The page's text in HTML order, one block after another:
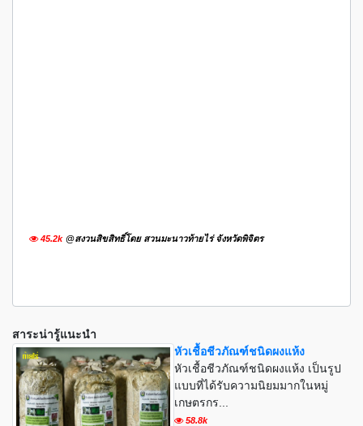
45.2k @สงวนสิขสิทธิ์โดย สวนมะนาวท้ายไร่ จังหวัดพิจิตร
สาระน่ารู้แนะนำ
หัวเชื้อชีวภัณฑ์ชนิดผงแห้ง
หัวเชื้อชีวภัณฑ์ชนิดผงแห้ง เป็นรูป
แบบที่ได้รับความนิยมมากในหมู่
เกษตรกร...
58.8k